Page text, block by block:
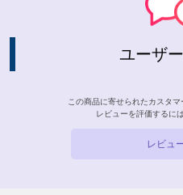
ユーザ
この商品に寄せられたカスタマ
レビューを評価するには
レビュ